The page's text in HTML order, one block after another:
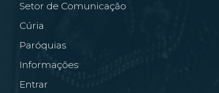
Setor de Comunicação
Cúria
Paróquias
Informações
Entrar